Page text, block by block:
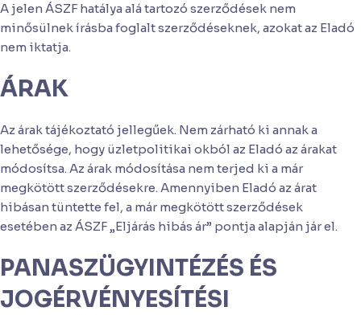
A jelen ÁSZF hatálya alá tartozó szerződések nem
minősülnek írásba foglalt szerződéseknek, azokat az Eladó
nem iktatja.
ÁRAK
Az árak tájékoztató jellegűek. Nem zárható ki annak a
lehetősége, hogy üzletpolitikai okból az Eladó az árakat
módosítsa. Az árak módosítása nem terjed ki a már
megkötött szerződésekre. Amennyiben Eladó az árat
hibásan tüntette fel, a már megkötött szerződések
esetében az ÁSZF „Eljárás hibás ár” pontja alapján jár el.
PANASZÜGYINTÉZÉS ÉS
JOGÉRVÉNYESÍTÉSI